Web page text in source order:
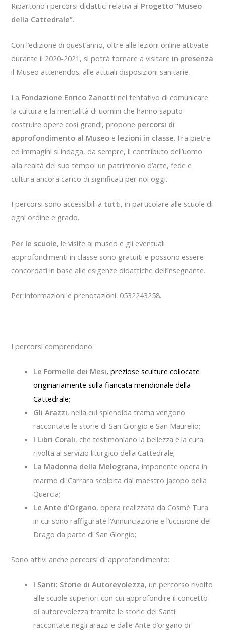
Ripartono i percorsi didattici relativi al Progetto “Museo
della Cattedrale”.
Con l’edizione di quest’anno, oltre alle lezioni online attivate
durante il 2020-2021, si potrà tornare a visitare in presenza
il Museo attenendosi alle attuali disposizioni sanitarie.
La Fondazione Enrico Zanotti nel tentativo di comunicare
la cultura e la mentalità di uomini che hanno saputo
costruire opere così grandi, propone percorsi di
approfondimento al Museo e lezioni in classe. Fra pietre
ed immagini si indaga, da sempre, il contributo dell’uomo
alla realtà del suo tempo: un patrimonio d’arte, fede e
cultura ancora carico di significati per noi oggi.
I percorsi sono accessibili a tutti, in particolare alle scuole di
ogni ordine e grado.
Per le scuole, le visite al museo e gli eventuali
approfondimenti in classe sono gratuiti e possono essere
concordati in base alle esigenze didattiche dell’insegnante.
Per informazioni e prenotazioni: 0532243258.
I percorsi comprendono:
Le Formelle dei Mesi, preziose sculture collocate
originariamente sulla fiancata meridionale della
Cattedrale;
Gli Arazzi, nella cui splendida trama vengono
raccontate le storie di San Giorgio e San Maurelio;
I Libri Corali, che testimoniano la bellezza e la cura
rivolta al servizio liturgico della Cattedrale;
La Madonna della Melograna, imponente opera in
marmo di Carrara scolpita dal maestro Jacopo della
Quercia;
Le Ante d’Organo, opera realizzata da Cosmè Tura
in cui sono raffigurate l’Annunciazione e l’uccisione del
Drago da parte di San Giorgio;
Sono attivi anche percorsi di approfondimento:
I Santi: Storie di Autorevolezza, un percorso rivolto
alle scuole superiori con cui approfondire il concetto
di autorevolezza tramite le storie dei Santi
raccontate negli arazzi e dalle Ante d’organo di